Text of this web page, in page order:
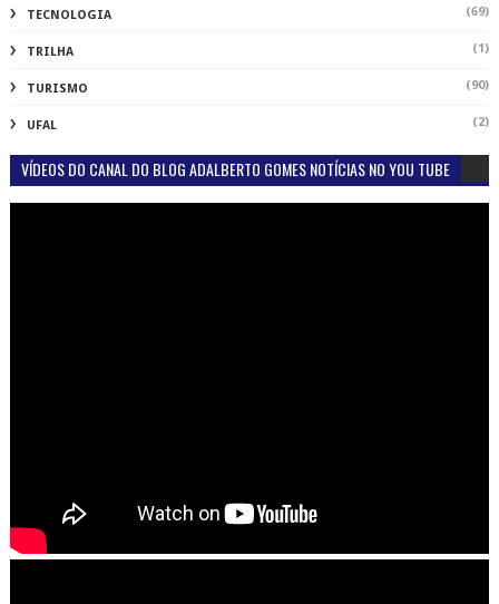
TECNOLOGIA (69)
TRILHA (1)
TURISMO (90)
UFAL (2)
VÍDEOS DO CANAL DO BLOG ADALBERTO GOMES NOTÍCIAS NO YOU TUBE